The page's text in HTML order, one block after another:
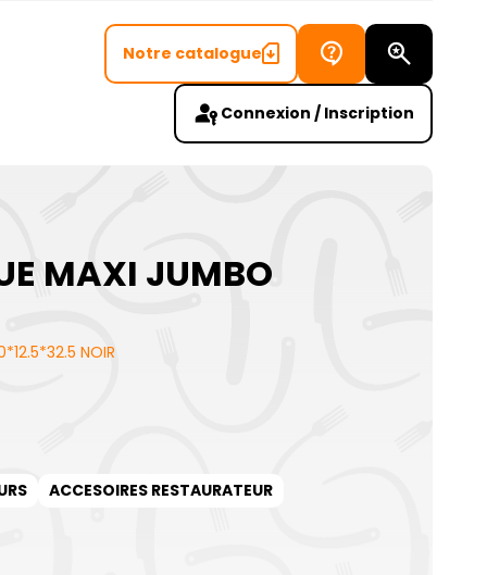
Notre catalogue
Connexion / Inscription
MAXI JUMBO
NOIR
ACCESOIRES RESTAURATEUR